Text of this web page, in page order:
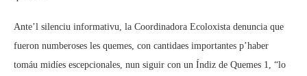
Ante’l silenciu informativu, la Coordinadora Ecoloxista denuncia que
fueron numberoses les quemes, con cantidaes importantes p’haber
tomáu midíes escepcionales, nun siguir con un Índiz de Quemes 1, “lo